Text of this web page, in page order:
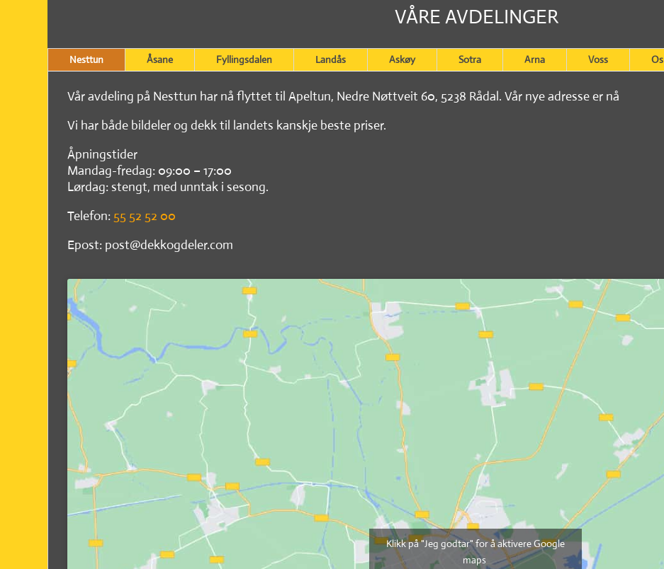
VÅRE AVDELINGER
Nesttun Åsane Fyllingsdalen Landås Askøy Sotra Arna Voss Os
Vår avdeling på Nesttun har nå flyttet til Apeltun, Nedre Nøttveit 60, 5238 Rådal. Vår nye adresse er nå
Vi har både bildeler og dekk til landets kanskje beste priser.
Åpningstider
Mandag-fredag: 09:00 – 17:00
Lørdag: stengt, med unntak i sesong.
Telefon: 55 52 52 00
Epost: post@dekkogdeler.com
Klikk på "Jeg godtar" for å aktivere Google
maps